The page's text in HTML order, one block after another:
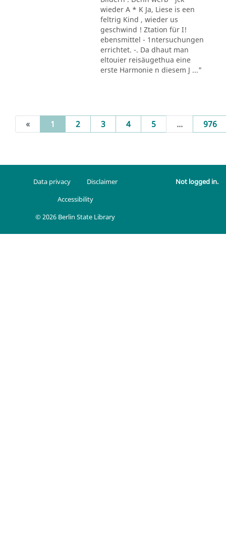
wieder A * K Ja, Liese is een
feltrig Kind , wieder us
geschwind ! Ztation für I!
ebensmittel - 1ntersuchungen
errichtet. -. Da dhaut man
eltouier reisäugethua eine
erste Harmonie n diesem J ..."
« 1 (current)
2 3 4 5 ... 976
Data privacy
Disclaimer
Accessibility
© 2026 Berlin State Library
Not logged in.